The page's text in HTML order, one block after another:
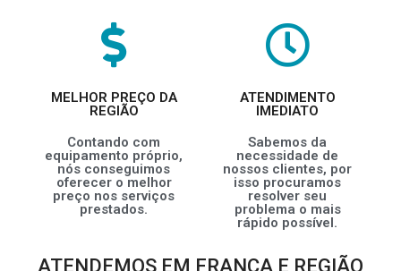
MELHOR PREÇO DA
REGIÃO
Contando com
equipamento próprio,
nós conseguimos
oferecer o melhor
preço nos serviços
prestados.
ATENDIMENTO
IMEDIATO
Sabemos da
necessidade de
nossos clientes, por
isso procuramos
resolver seu
problema o mais
rápido possível.
ATENDEMOS EM FRANCA E REGIÃO